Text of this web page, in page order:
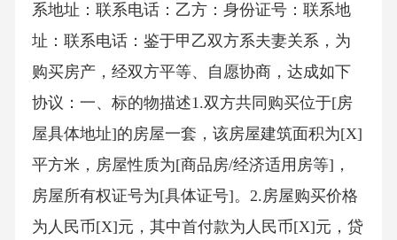
系地址：联系电话：乙方：身份证号：联系地
址：联系电话：鉴于甲乙双方系夫妻关系，为
购买房产，经双方平等、自愿协商，达成如下
协议：一、标的物描述1.双方共同购买位于[房
屋具体地址]的房屋一套，该房屋建筑面积为[X]
平方米，房屋性质为[商品房/经济适用房等]，
房屋所有权证号为[具体证号]。2.房屋购买价格
为人民币[X]元，其中首付款为人民币[X]元，贷